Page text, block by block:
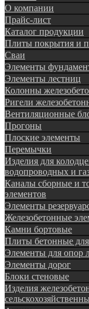
О компании
Прайс-лист
Каталог продукции
Плиты покрытия и
Сваи
Элементы
Элементы лестниц
Колонны
Ригели
Вентиляционные
Прогоны
Плоские элементы
Перемычки
Изделия для
водопроводных и
Каналы сборные и
элементов
Элементы
Железобетонные
Камни бортовые
Плиты бетонные для
Элементы для опор
Элементы дорог
Блоки стеновые
Изделия